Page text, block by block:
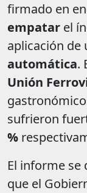
firmado en
empatar el
aplicación de
automática.
Unión
sufrieron
%
El informe se
que el